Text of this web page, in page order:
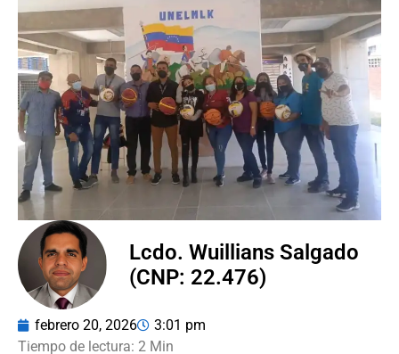
Lcdo. Wuillians Salgado
(CNP: 22.476)
febrero 20, 2026 3:01 pm